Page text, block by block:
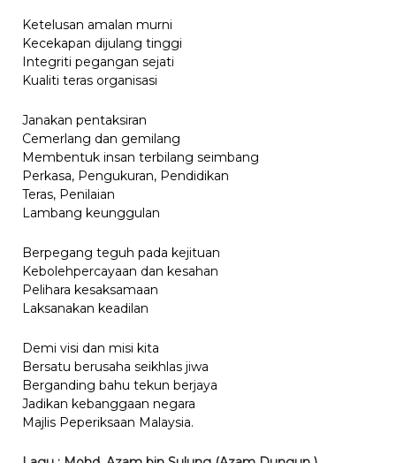
Ketelusan amalan murni
Kecekapan dijulang tinggi
Integriti pegangan sejati
Kualiti teras organisasi
Janakan pentaksiran
Cemerlang dan gemilang
Membentuk insan terbilang seimbang
Perkasa, Pengukuran, Pendidikan
Teras, Penilaian
Lambang keunggulan
Berpegang teguh pada kejituan
Kebolehpercayaan dan kesahan
Pelihara kesaksamaan
Laksanakan keadilan
Demi visi dan misi kita
Bersatu berusaha seikhlas jiwa
Berganding bahu tekun berjaya
Jadikan kebanggaan negara
Majlis Peperiksaan Malaysia.